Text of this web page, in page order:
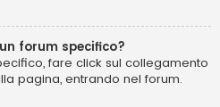
forum specifico?
fare click sul collegamento
pagina, entrando nel forum.